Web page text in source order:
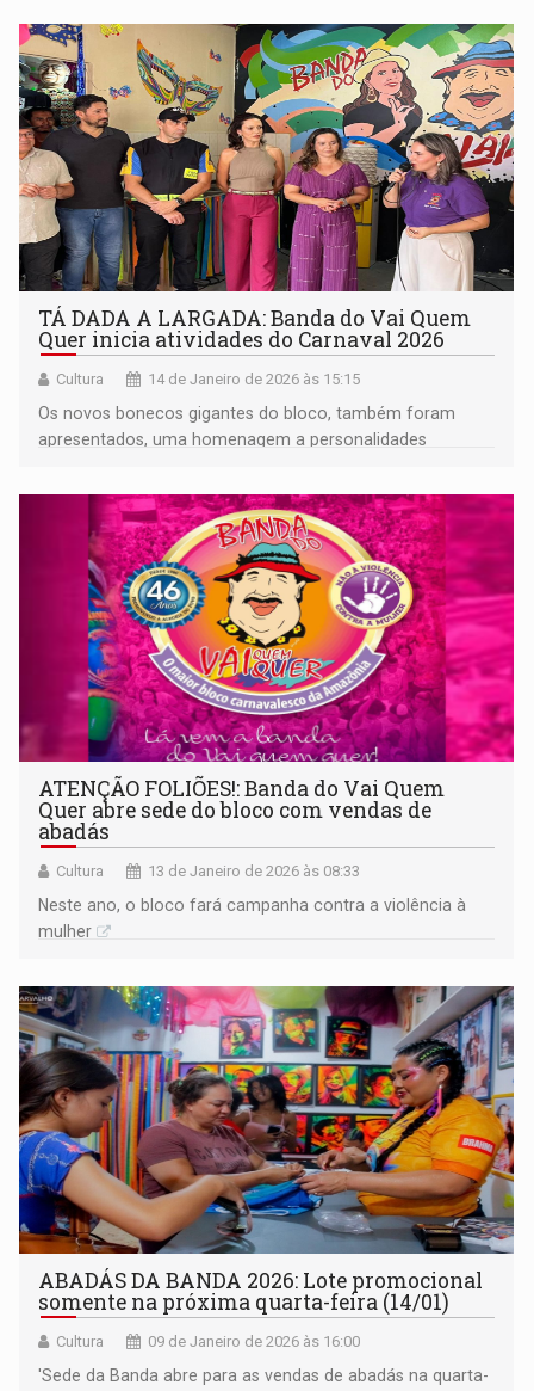
TÁ DADA A LARGADA: Banda do Vai Quem
Quer inicia atividades do Carnaval 2026
Cultura 14 de Janeiro de 2026 às 15:15
Os novos bonecos gigantes do bloco, também foram
apresentados, uma homenagem a personalidades
ATENÇÃO FOLIÕES!: Banda do Vai Quem
Quer abre sede do bloco com vendas de
abadás
Cultura 13 de Janeiro de 2026 às 08:33
Neste ano, o bloco fará campanha contra a violência à
mulher
ABADÁS DA BANDA 2026: Lote promocional
somente na próxima quarta-feira (14/01)
Cultura 09 de Janeiro de 2026 às 16:00
'Sede da Banda abre para as vendas de abadás na quarta-